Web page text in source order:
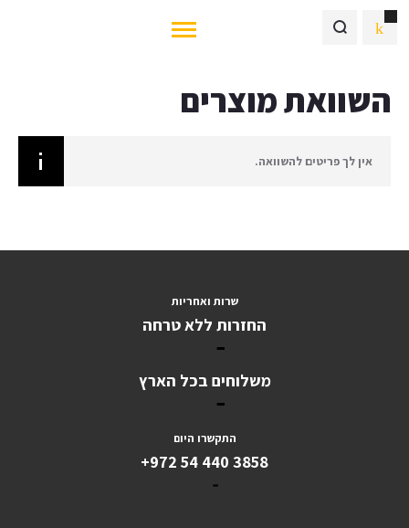
השוואת מוצרים
אין לך פריטים להשוואה.
שרות ואחריות
החזרות ללא טרחה
משלוחים בכל הארץ
התקשרו היום
+972 54 440 3858